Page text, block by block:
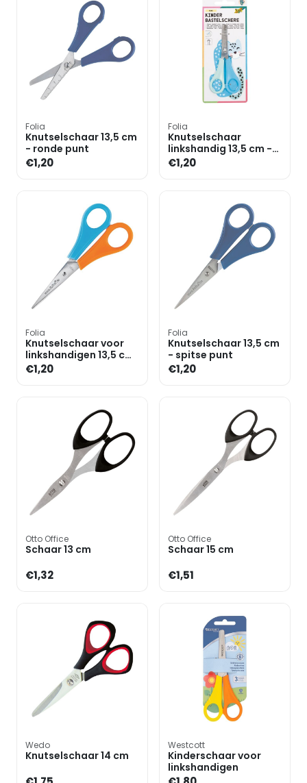
Folia
Knutselschaar 13,5 cm
- ronde punt
€1,20
Folia
Knutselschaar
linkshandig 13,5 cm -
ronde punt
€1,20
Folia
Knutselschaar voor
linkshandigen 13,5 cm
- spitse punt
€1,20
Folia
Knutselschaar 13,5 cm
- spitse punt
€1,20
Otto Office
Schaar 13 cm
€1,32
Otto Office
Schaar 15 cm
€1,51
Wedo
Knutselschaar 14 cm
Westcott
Kinderschaar voor
linkshandigen